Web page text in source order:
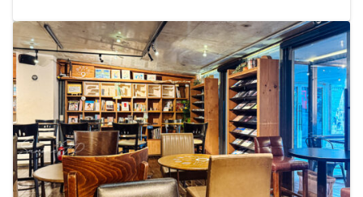
します。